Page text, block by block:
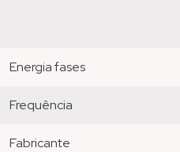
energia fases
frequência
fabricante